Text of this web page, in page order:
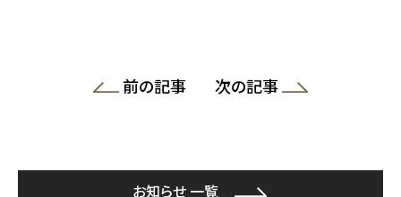
前の記事 次の記事
お知らせ 一覧